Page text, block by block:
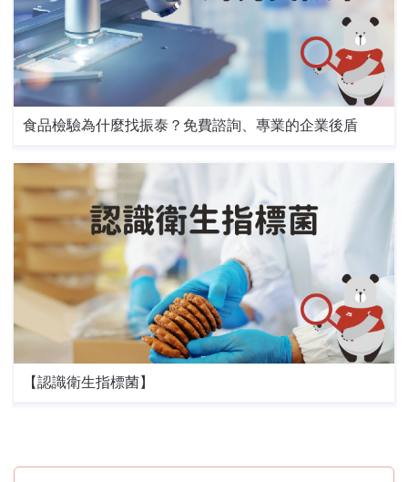
食品檢驗為什麼找振泰？免費諮詢、專業的企業後盾
【認識衛生指標菌】